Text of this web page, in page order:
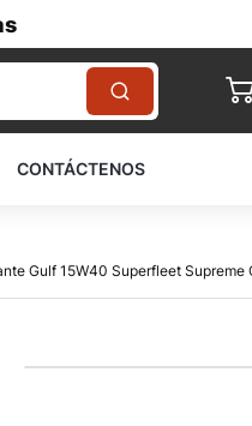
CONTÁCTENOS
Gulf 15W40 Superfleet Supreme